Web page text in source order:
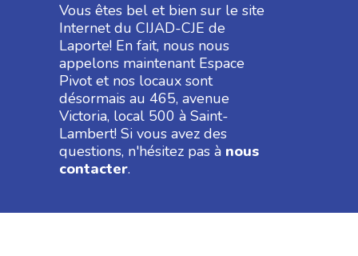
Vous êtes bel et bien sur le site
Internet du CIJAD-CJE de
Laporte! En fait, nous nous
appelons maintenant Espace
Pivot et nos locaux sont
désormais au 465, avenue
Victoria, local 500 à Saint-
Lambert! Si vous avez des
questions, n'hésitez pas à nous
contacter.